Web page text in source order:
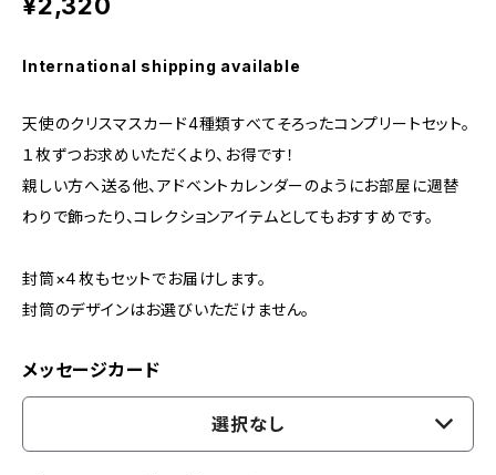
International shipping available
天使のクリスマスカード4種類すべてそろったコンプリートセット。
１枚ずつお求めいただくより、お得です！
親しい方へ送る他、アドベントカレンダーのようにお部屋に週替
わりで飾ったり、コレクションアイテムとしてもおすすめです。
封筒×４枚もセットでお届けします。
封筒のデザインはお選びいただけません。
メッセージカード
選択なし